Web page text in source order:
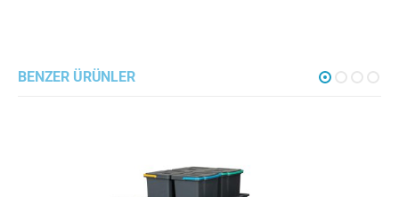
BENZER ÜRÜNLER